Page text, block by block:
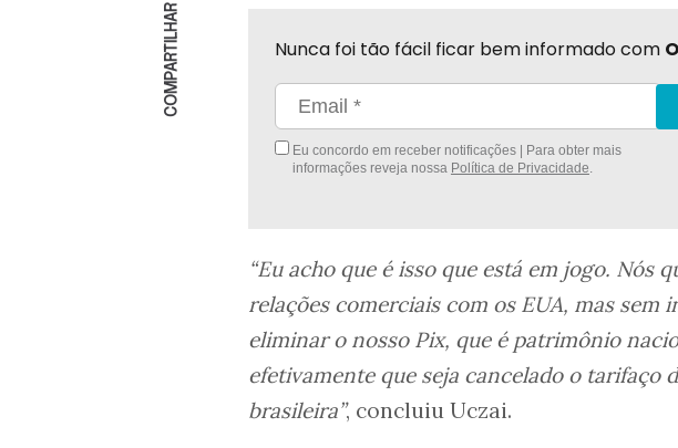
COMPARTILHAR Nunca foi tão fácil ficar bem informado com
Eu concordo em receber notificações | Para obter mais
informações reveja nossa Política de Privacidade.
“Eu acho que é isso que está em jogo. Nós
relações comerciais com os EUA, mas
eliminar o nosso Pix, que é patrimônio
efetivamente que seja cancelado o tarifaço
brasileira”, concluiu Uczai.